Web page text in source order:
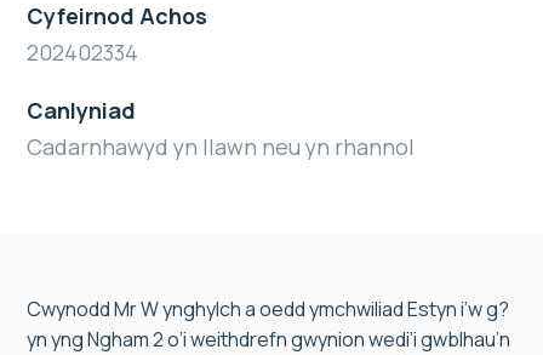
Cyfeirnod Achos
202402334
Canlyniad
Cadarnhawyd yn llawn neu yn rhannol
Cwynodd Mr W ynghylch a oedd ymchwiliad Estyn i’w g?
yn yng Ngham 2 o’i weithdrefn gwynion wedi’i gwblhau’n